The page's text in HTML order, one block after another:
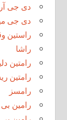
دی جی
دی جی
راستین
راشا
رامتین
رامتین
رامسز
رامین